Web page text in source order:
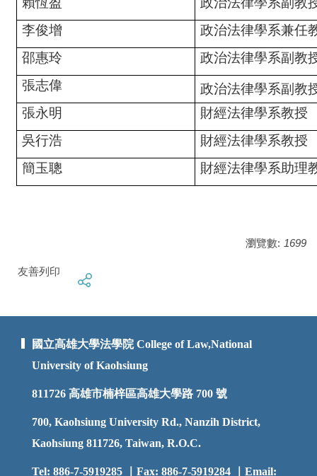
李俊增
政治法律學系兼任
邵惠玲
政治法律學系副教
張志偉
政治法律學系副教
張永明
財經法律學系教授
吳行浩
財經法律學系教授
簡玉聰
財經法律學系助理
瀏覽數: 1699
友善列印
國立高雄大學法學院 College of Law,National
University of Kaohsiung
811726 高雄市楠梓區高雄大學路 700 號
700, Kaohsiung University Rd., Nanzih District,
Kaohsiung 811726, Taiwan, R.O.C.
Tel: 886-7-5919285 ｜Fax: 886-7-5919284 ｜Email: